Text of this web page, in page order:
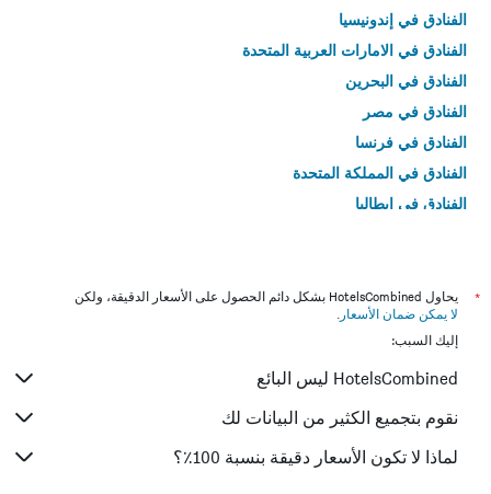
الفنادق في إندونيسيا
الفنادق في الامارات العربية المتحدة
الفنادق في البحرين
الفنادق في مصر
الفنادق في فرنسا
الفنادق في المملكة المتحدة
الفنادق في إيطاليا
*
يحاول HotelsCombined بشكل دائم الحصول على الأسعار الدقيقة، ولكن
لا يمكن ضمان الأسعار .
إليك السبب:
HotelsCombined ليس البائع
نقوم بتجميع الكثير من البيانات لك
لماذا لا تكون الأسعار دقيقة بنسبة 100٪؟